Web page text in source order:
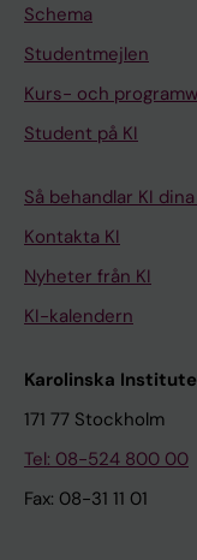
Schema
Studentmejlen
Kurs- och
Student på KI
Så behandlar KI
Kontakta KI
Nyheter från KI
KI-kalendern
Karolinska
171 77 Stockholm
Tel: 08-524 800 00
Fax: 08-31 11 01